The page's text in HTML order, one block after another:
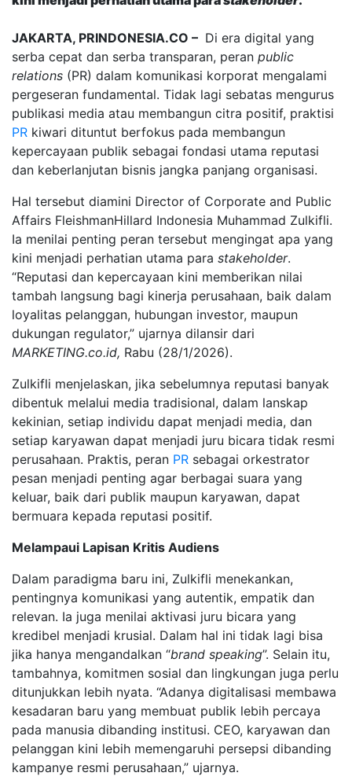
JAKARTA, PRINDONESIA.CO – Di era digital yang
serba cepat dan serba transparan, peran public
relations (PR) dalam komunikasi korporat mengalami
pergeseran fundamental. Tidak lagi sebatas mengurus
publikasi media atau membangun citra positif, praktisi
PR kiwari dituntut berfokus pada membangun
kepercayaan publik sebagai fondasi utama reputasi
dan keberlanjutan bisnis jangka panjang organisasi.
Hal tersebut diamini Director of Corporate and Public
Affairs FleishmanHillard Indonesia Muhammad Zulkifli.
Ia menilai penting peran tersebut mengingat apa yang
kini menjadi perhatian utama para stakeholder.
“Reputasi dan kepercayaan kini memberikan nilai
tambah langsung bagi kinerja perusahaan, baik dalam
loyalitas pelanggan, hubungan investor, maupun
dukungan regulator,” ujarnya dilansir dari
MARKETING.co.id, Rabu (28/1/2026).
Zulkifli menjelaskan, jika sebelumnya reputasi banyak
dibentuk melalui media tradisional, dalam lanskap
kekinian, setiap individu dapat menjadi media, dan
setiap karyawan dapat menjadi juru bicara tidak resmi
perusahaan. Praktis, peran PR sebagai orkestrator
pesan menjadi penting agar berbagai suara yang
keluar, baik dari publik maupun karyawan, dapat
bermuara kepada reputasi positif.
Melampaui Lapisan Kritis Audiens
Dalam paradigma baru ini, Zulkifli menekankan,
pentingnya komunikasi yang autentik, empatik dan
relevan. Ia juga menilai aktivasi juru bicara yang
kredibel menjadi krusial. Dalam hal ini tidak lagi bisa
jika hanya mengandalkan “brand speaking”. Selain itu,
tambahnya, komitmen sosial dan lingkungan juga perlu
ditunjukkan lebih nyata. “Adanya digitalisasi membawa
kesadaran baru yang membuat publik lebih percaya
pada manusia dibanding institusi. CEO, karyawan dan
pelanggan kini lebih memengaruhi persepsi dibanding
kampanye resmi perusahaan,” ujarnya.